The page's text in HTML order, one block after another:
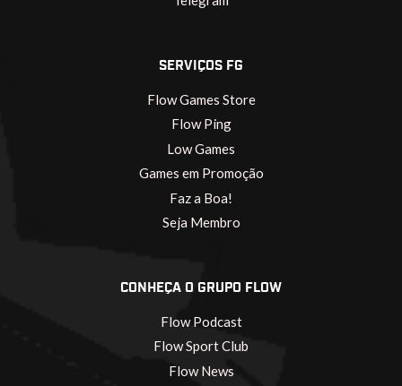
SERVIÇOS FG
Flow Games Store
Flow Ping
Low Games
Games em Promoção
Faz a Boa!
Seja Membro
CONHEÇA O GRUPO FLOW
Flow Podcast
Flow Sport Club
Flow News